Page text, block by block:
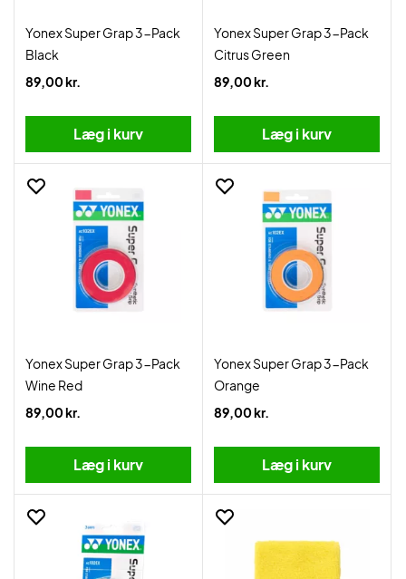
Yonex Super Grap 3-Pack
Black
89,00 kr.
Læg i kurv
Yonex Super Grap 3-Pack
Citrus Green
89,00 kr.
Læg i kurv
Yonex Super Grap 3-Pack
Wine Red
89,00 kr.
Læg i kurv
Yonex Super Grap 3-Pack
Orange
89,00 kr.
Læg i kurv